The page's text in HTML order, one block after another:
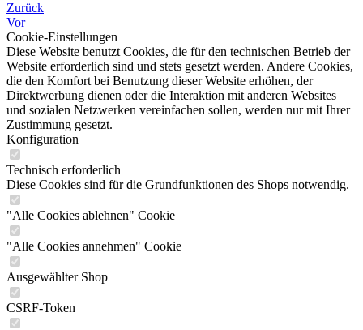
Zurück
Vor
Cookie-Einstellungen
Diese Website benutzt Cookies, die für den technischen Betrieb der
Website erforderlich sind und stets gesetzt werden. Andere Cookies,
die den Komfort bei Benutzung dieser Website erhöhen, der
Direktwerbung dienen oder die Interaktion mit anderen Websites
und sozialen Netzwerken vereinfachen sollen, werden nur mit Ihrer
Zustimmung gesetzt.
Konfiguration
Technisch erforderlich
Diese Cookies sind für die Grundfunktionen des Shops notwendig.
"Alle Cookies ablehnen" Cookie
"Alle Cookies annehmen" Cookie
Ausgewählter Shop
CSRF-Token